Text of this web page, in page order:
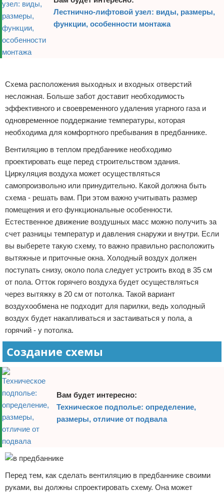
Лестнично-лифтовой узел: виды, размеры,
функции, особенности монтажа
Схема расположения выходных и входных отверстий
несложная. Больше забот доставит необходимость
эффективного и своевременного удаления угарного газа и
одновременное поддержание температуры, которая
необходима для комфортного пребывания в предбаннике.
Вентиляцию в теплом предбаннике необходимо
проектировать еще перед строительством здания.
Циркуляция воздуха может осуществляться
самопроизвольно или принудительно. Какой должна быть
схема - решать вам. При этом важно учитывать размер
помещения и его функциональные особенности.
Естественное движение воздушных масс можно получить за
счет разницы температур и давления снаружи и внутри. Если
вы выберете такую схему, то важно правильно расположить
вытяжные и приточные окна. Холодный воздух должен
поступать снизу, около пола следует устроить вход в 35 см
от пола. Отток горячего воздуха будет осуществляться
через вытяжку в 20 см от потолка. Такой вариант
воздухообмена не подходит для парилки, ведь холодный
воздух будет накапливаться и застаиваться у пола, а
горячий - у потолка.
Создание схемы
Вам будет интересно:
Техническое подполье: определение,
размеры, отличие от подвала
Перед тем, как сделать вентиляцию в предбаннике своими
руками, вы должны спроектировать схему. Она может